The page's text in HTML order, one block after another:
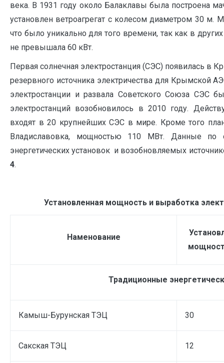
века. В 1931 году около Балаклавы была построена
установлен ветроагрегат с колесом диаметром 30 м.
что было уникально для того времени, так как в
не превышала 60 кВт.
Первая солнечная электростанция (СЭС) появилась в
резервного источника электричества для Крымской
электростанции и развала Советского Союза СЭС
электростанций возобновилось в 2010 году.
входят в 20 крупнейших СЭС в мире. Кроме того
Владиславовка, мощностью 110 МВт. Данные по
энергетических установок и возобновляемых
4.
Установленная мощность и выработка
Наменование
Традиционные
Камыш-Бурунская ТЭЦ 30
Сакская ТЭЦ 12